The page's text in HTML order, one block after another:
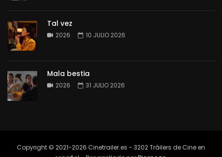
Tal vez
2026 10 JULIO 2026
Mala bestia
2026 31 JULIO 2026
Copyright © 2021-2026 Cinetrailer.es - 3202 Tráilers de Cine en